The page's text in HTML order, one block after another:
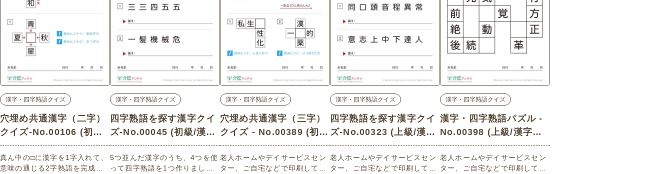
漢字・四字熟語クイズ
穴埋め共通漢字（二字）
クイズ-No.00106 (初級/
漢字・四字熟語クイズの
介護レク素材)
真ん中の□に漢字を1字入れて、
意味の通じる2字熟語を完成さ
漢字・四字熟語クイズ
四字熟語を探す漢字クイ
ズ-No.00045 (初級/漢
字・四字熟語クイズの介
護レク素材)
5つ並んだ漢字のうち、4つを使
って四字熟語を1つ作りましょ
漢字・四字熟語クイズ
穴埋め共通漢字（三字）
クイズ - No.00389 (初
級/漢字・四字熟語クイズ
の介護レク素材)
老人ホームやデイサービスセン
ター、ご自宅などで印刷してお
漢字・四字熟語クイズ
四字熟語を探す漢字クイ
ズ-No.00323 (上級/漢
字・四字熟語クイズの介
護レク素材)
老人ホームやデイサービスセン
ター、ご自宅などで印刷してお
漢字・四字熟語クイズ
漢字・四字熟語パズル -
No.00398 (上級/漢字・
四字熟語クイズの介護レ
ク素材)
老人ホームやデイサービスセン
ター、ご自宅などで印刷してお